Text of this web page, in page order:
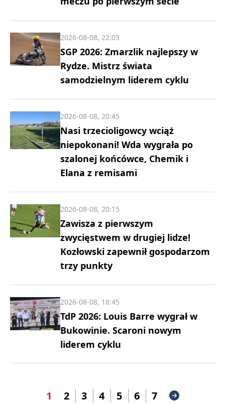
SGP 2026: Zmarzlik najlepszy w
Rydze. Mistrz świata
samodzielnym liderem cyklu
2026-08-08, 22:03
Nasi trzecioligowcy wciąż
niepokonani! Wda wygrała po
szalonej końcówce, Chemik i
Elana z remisami
2026-08-08, 20:45
Zawisza z pierwszym
zwycięstwem w drugiej lidze!
Kozłowski zapewnił gospodarzom
trzy punkty
2026-08-08, 20:15
TdP 2026: Louis Barre wygrał w
Bukowinie. Scaroni nowym
liderem cyklu
2026-08-08, 18:45
1 2 3 4 5 6 7